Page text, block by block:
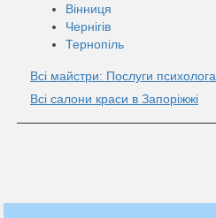
Вінниця
Чернігів
Тернопіль
Всі майстри: Послуги психолога
Всі салони краси в Запоріжжі